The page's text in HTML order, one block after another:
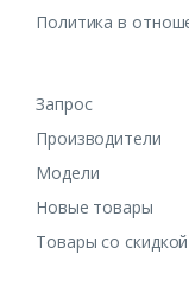
Политика в
Запрос
Производители
Модели
Новые товары
Товары со скидкой